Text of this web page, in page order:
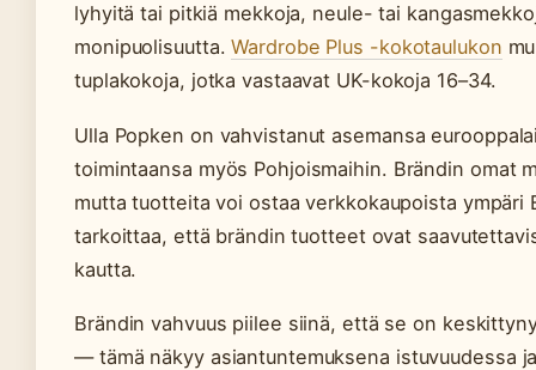
lyhyitä tai pitkiä mekkoja, neule- tai
monipuolisuutta.Wardrobe Plus -kokotaulukon
tuplakokoja, jotka vastaavat UK-kokoja 16–34.
Ulla Popken on vahvistanut asemansa
toimintaansa myös Pohjoismaihin. Brändin omat
mutta tuotteita voi ostaa verkkokaupoista ympäri
tarkoittaa, että brändin tuotteet ovat
kautta.
Brändin vahvuus piilee siinä, että se on
— tämä näkyy asiantuntemuksena istuvuudessa